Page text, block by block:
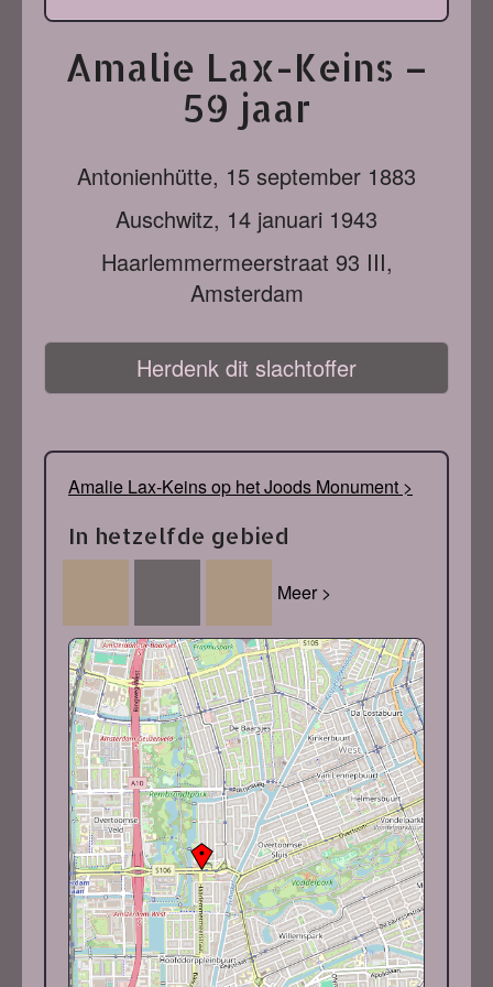
Amalie Lax-Keins –
59 jaar
Antonienhütte, 15 september 1883
Auschwitz, 14 januari 1943
Haarlemmermeerstraat 93 III,
Amsterdam
Herdenk dit slachtoffer
Amalie Lax-Keins op het Joods Monument >
In hetzelfde gebied
Meer >